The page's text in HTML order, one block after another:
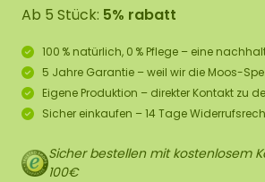
Ab 5 Stück: 5% rabatt
100 % natürlich, 0 % Pflege – eine
5 Jahre Garantie – weil wir die Moos-
Eigene Produktion – direkter Kontakt zu
Sicher einkaufen – 14 Tage
Sicher bestellen mit kostenlosem
100€